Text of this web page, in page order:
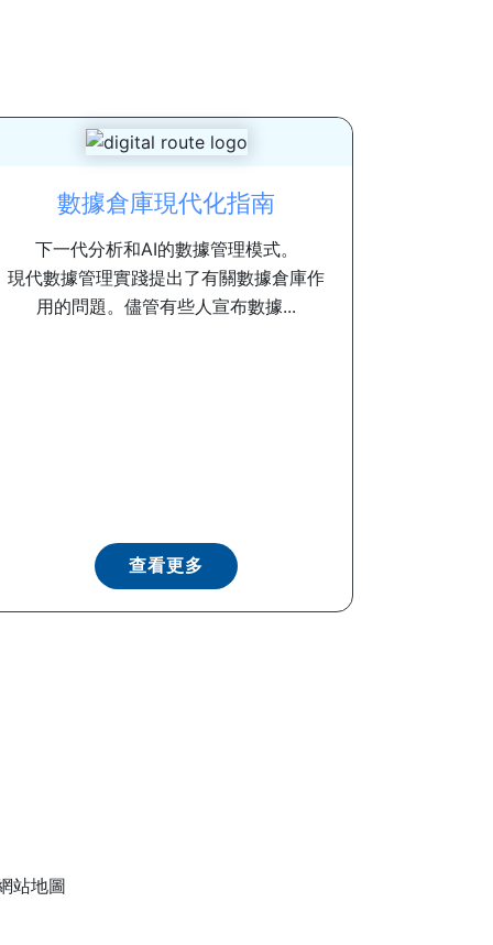
數據倉庫現代化指南
下一代分析和AI的數據管理模式。
現代數據管理實踐提出了有關數據倉庫作
用的問題。儘管有些人宣布數據...
查看更多
站地圖